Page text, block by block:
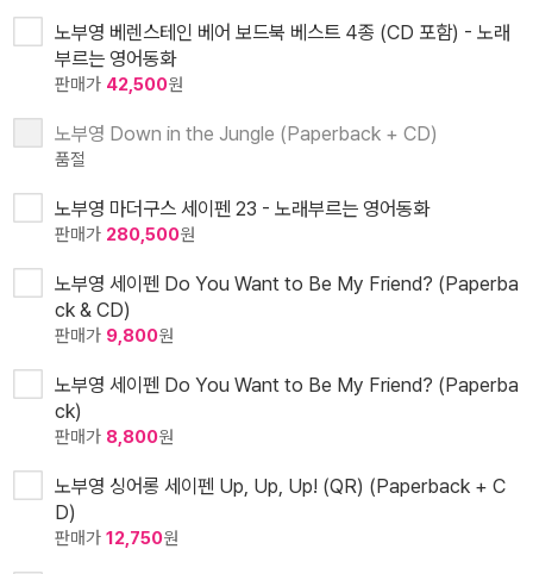
노부영 베렌스테인 베어 보드북 베스트 4종 (CD 포함) - 노래
부르는 영어동화
판매가 42,500원
노부영 Down in the Jungle (Paperback + CD)
품절
노부영 마더구스 세이펜 23 - 노래부르는 영어동화
판매가 280,500원
노부영 세이펜 Do You Want to Be My Friend? (Paperba
ck & CD)
판매가 9,800원
노부영 세이펜 Do You Want to Be My Friend? (Paperba
ck)
판매가 8,800원
노부영 싱어롱 세이펜 Up, Up, Up! (QR) (Paperback + C
D)
판매가 12,750원